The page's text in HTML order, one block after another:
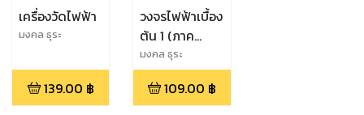
เครื่องวัดไฟฟ้า
มงคล ธุระ
139.00 ฿
วงจรไฟฟ้าเบื้อง
ต้น 1 (ภาค
ปฏิบัติ)
มงคล ธุระ
109.00 ฿